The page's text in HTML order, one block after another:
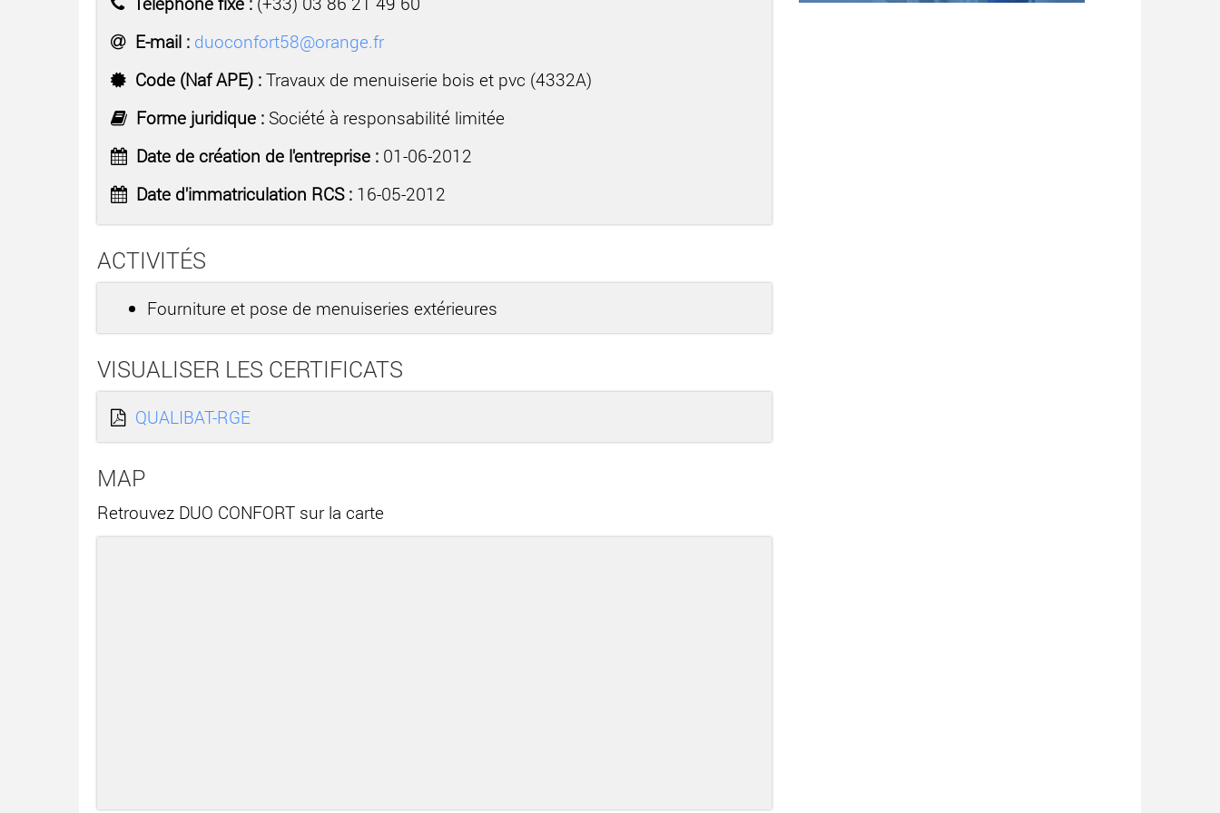
E-mail : duoconfort58@orange.fr
Code (Naf APE) : Travaux de menuiserie bois et pvc (4332A)
Forme juridique : Société à responsabilité limitée
Date de création de l'entreprise : 01-06-2012
Date d'immatriculation RCS : 16-05-2012
ACTIVITÉS
Fourniture et pose de menuiseries extérieures
VISUALISER LES CERTIFICATS
QUALIBAT-RGE
MAP
Retrouvez DUO CONFORT sur la carte